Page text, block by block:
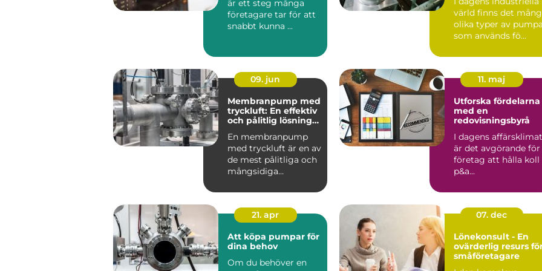
är ett steg många
företagare tar för att
snabbt kunna ...
värld finns det
olika typer av
som används fö...
09. jun
Membranpump med
tryckluft: En effektiv
och pålitlig lösning
En membranpump
med tryckluft är en av
de mest pålitliga och
mångsidiga
11. maj
Utforska fördelarna
med en
redovisningsbyrå
I dagens affärsklimat
är det avgörande för
företag att hålla koll
p&a...
21. apr
Att köpa pumpar för
dina behov
Om du behöver en
07. dec
Lönekonsult - En
ovärderlig resurs
småföretagare